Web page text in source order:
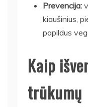
Prevencija:
kiaušinius,
papildus
Kaip
trūkumų